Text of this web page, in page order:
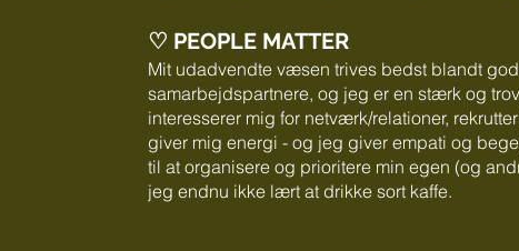
♡ PEOPLE MATTER
Mit udadvendte væsen trives bedst blandt
samarbejdspartnere, og jeg er en stærk og
interesserer mig for netværk/relationer,
giver mig energi - og jeg giver empati og
til at organisere og prioritere min egen (og
jeg endnu ikke lært at drikke sort kaffe.